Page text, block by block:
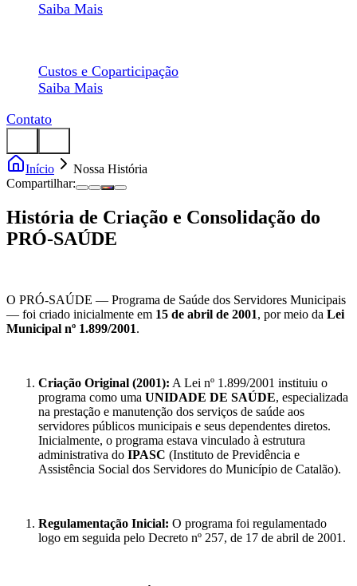
Saiba Mais
Custos e Coparticipação
Saiba Mais
Contato
Início
Nossa História
Compartilhar:
História de Criação e Consolidação do
PRÓ-SAÚDE
O PRÓ-SAÚDE — Programa de Saúde dos Servidores Municipais
— foi criado inicialmente em 15 de abril de 2001, por meio da Lei
Municipal nº 1.899/2001.
Criação Original (2001): A Lei nº 1.899/2001 instituiu o
programa como uma UNIDADE DE SAÚDE, especializada
na prestação e manutenção dos serviços de saúde aos
servidores públicos municipais e seus dependentes diretos.
Inicialmente, o programa estava vinculado à estrutura
administrativa do IPASC (Instituto de Previdência e
Assistência Social dos Servidores do Município de Catalão).
Regulamentação Inicial: O programa foi regulamentado
logo em seguida pelo Decreto nº 257, de 17 de abril de 2001.